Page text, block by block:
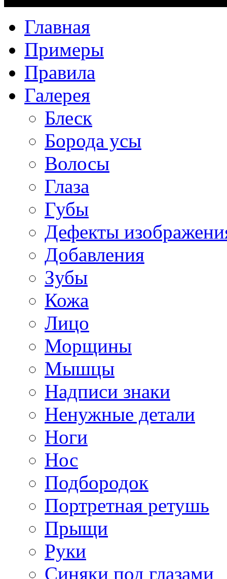
Главная
Примеры
Правила
Галерея
Блеск
Борода усы
Волосы
Глаза
Губы
Дефекты
Добавления
Зубы
Кожа
Лицо
Морщины
Мышцы
Надписи знаки
Ненужные детали
Ноги
Нос
Подбородок
Портретная ретушь
Прыщи
Руки
Синяки под глазами